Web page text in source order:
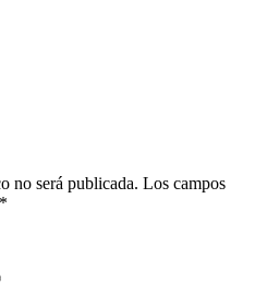
no será publicada. Los campos
*